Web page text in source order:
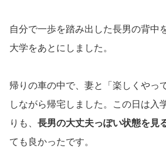
自分で一歩を踏み出した長男の背中
大学をあとにしました。
帰りの車の中で、妻と「楽しくやっ
しながら帰宅しました。この日は入
りも、 長男の大丈夫っぽい状態を見
ても良かったです。